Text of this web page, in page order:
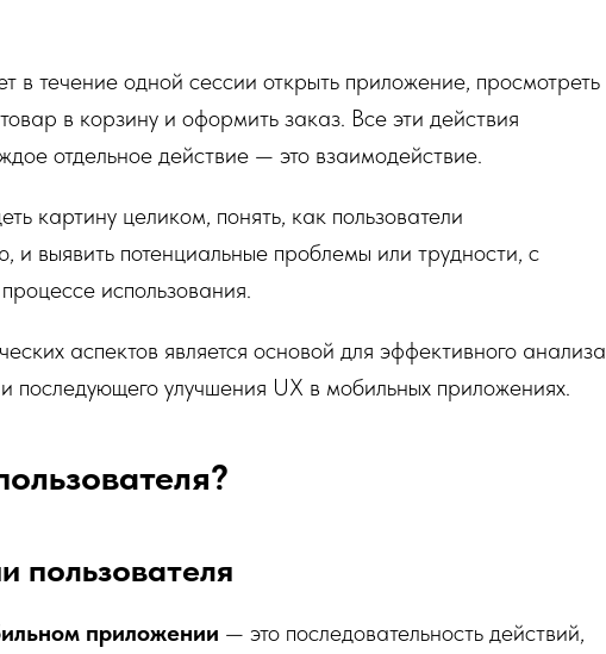
в течение одной сессии открыть приложение, просмотреть
в корзину и оформить заказ. Все эти действия
отдельное действие — это взаимодействие.
картину целиком, понять, как пользователи
выявить потенциальные проблемы или трудности, с
использования.
аспектов является основой для эффективного анализа
и последующего улучшения UX в мобильных приложениях.
пользователя
приложении — это последовательность действий,